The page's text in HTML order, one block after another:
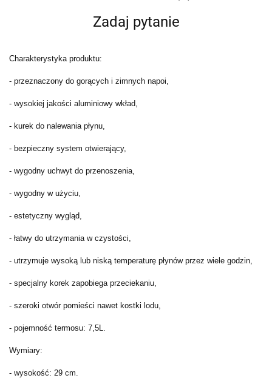
Zadaj pytanie
Charakterystyka produktu:
- przeznaczony do gorących i zimnych napoi,
- wysokiej jakości aluminiowy wkład,
- kurek do nalewania płynu,
- bezpieczny system otwierający,
- wygodny uchwyt do przenoszenia,
- wygodny w użyciu,
- estetyczny wygląd,
- łatwy do utrzymania w czystości,
- utrzymuje wysoką lub niską temperaturę płynów przez wiele godzin,
- specjalny korek zapobiega przeciekaniu,
- szeroki otwór pomieści nawet kostki lodu,
- pojemność termosu: 7,5L.
Wymiary:
- wysokość: 29 cm.